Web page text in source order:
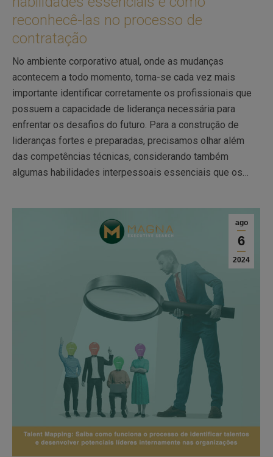
reconhecê-las no processo de
contratação
No ambiente corporativo atual, onde as mudanças
acontecem a todo momento, torna-se cada vez mais
importante identificar corretamente os profissionais que
possuem a capacidade de liderança necessária para
enfrentar os desafios do futuro. Para a construção de
lideranças fortes e preparadas, precisamos olhar além
das competências técnicas, considerando também
algumas habilidades interpessoais essenciais que os…
ago
6
2024